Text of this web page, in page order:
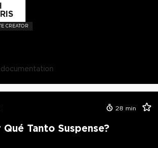
CREATOR
documentation
28 min
Qué Tanto Suspense?